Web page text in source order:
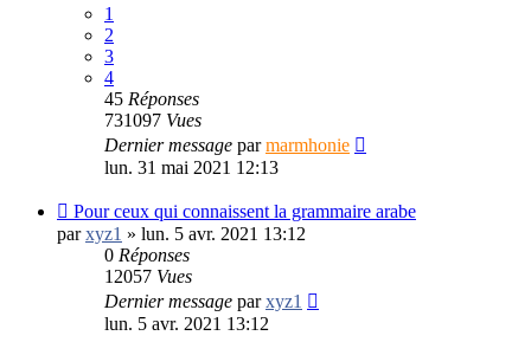
1
2
3
4
45 Réponses
731097 Vues
Dernier message parmarmhonie
lun. 31 mai 2021 12:13
Pour ceux qui connaissent la grammaire arabe
parxyz1 » lun. 5 avr. 2021 13:12
0 Réponses
12057 Vues
Dernier message parxyz1
lun. 5 avr. 2021 13:12